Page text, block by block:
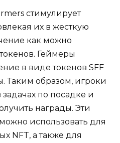
стимулирует
их в жесткую
как можно
Геймеры
в виде токенов SFF
Таким образом, игроки
задачах по посадке и
награды. Эти
использовать для
NFT, а также для